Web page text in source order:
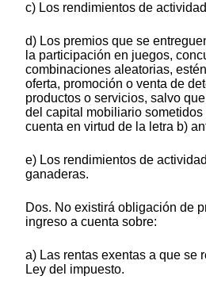
c) Los rendimientos de
d) Los premios que se
la participación en juegos,
combinaciones aleatorias,
oferta, promoción o venta de
productos o servicios, salvo
del capital mobiliario
cuenta en virtud de la letra b)
e) Los rendimientos de
ganaderas.
Dos. No existirá obligación de
ingreso a cuenta sobre:
a) Las rentas exentas a que se
Ley del impuesto.